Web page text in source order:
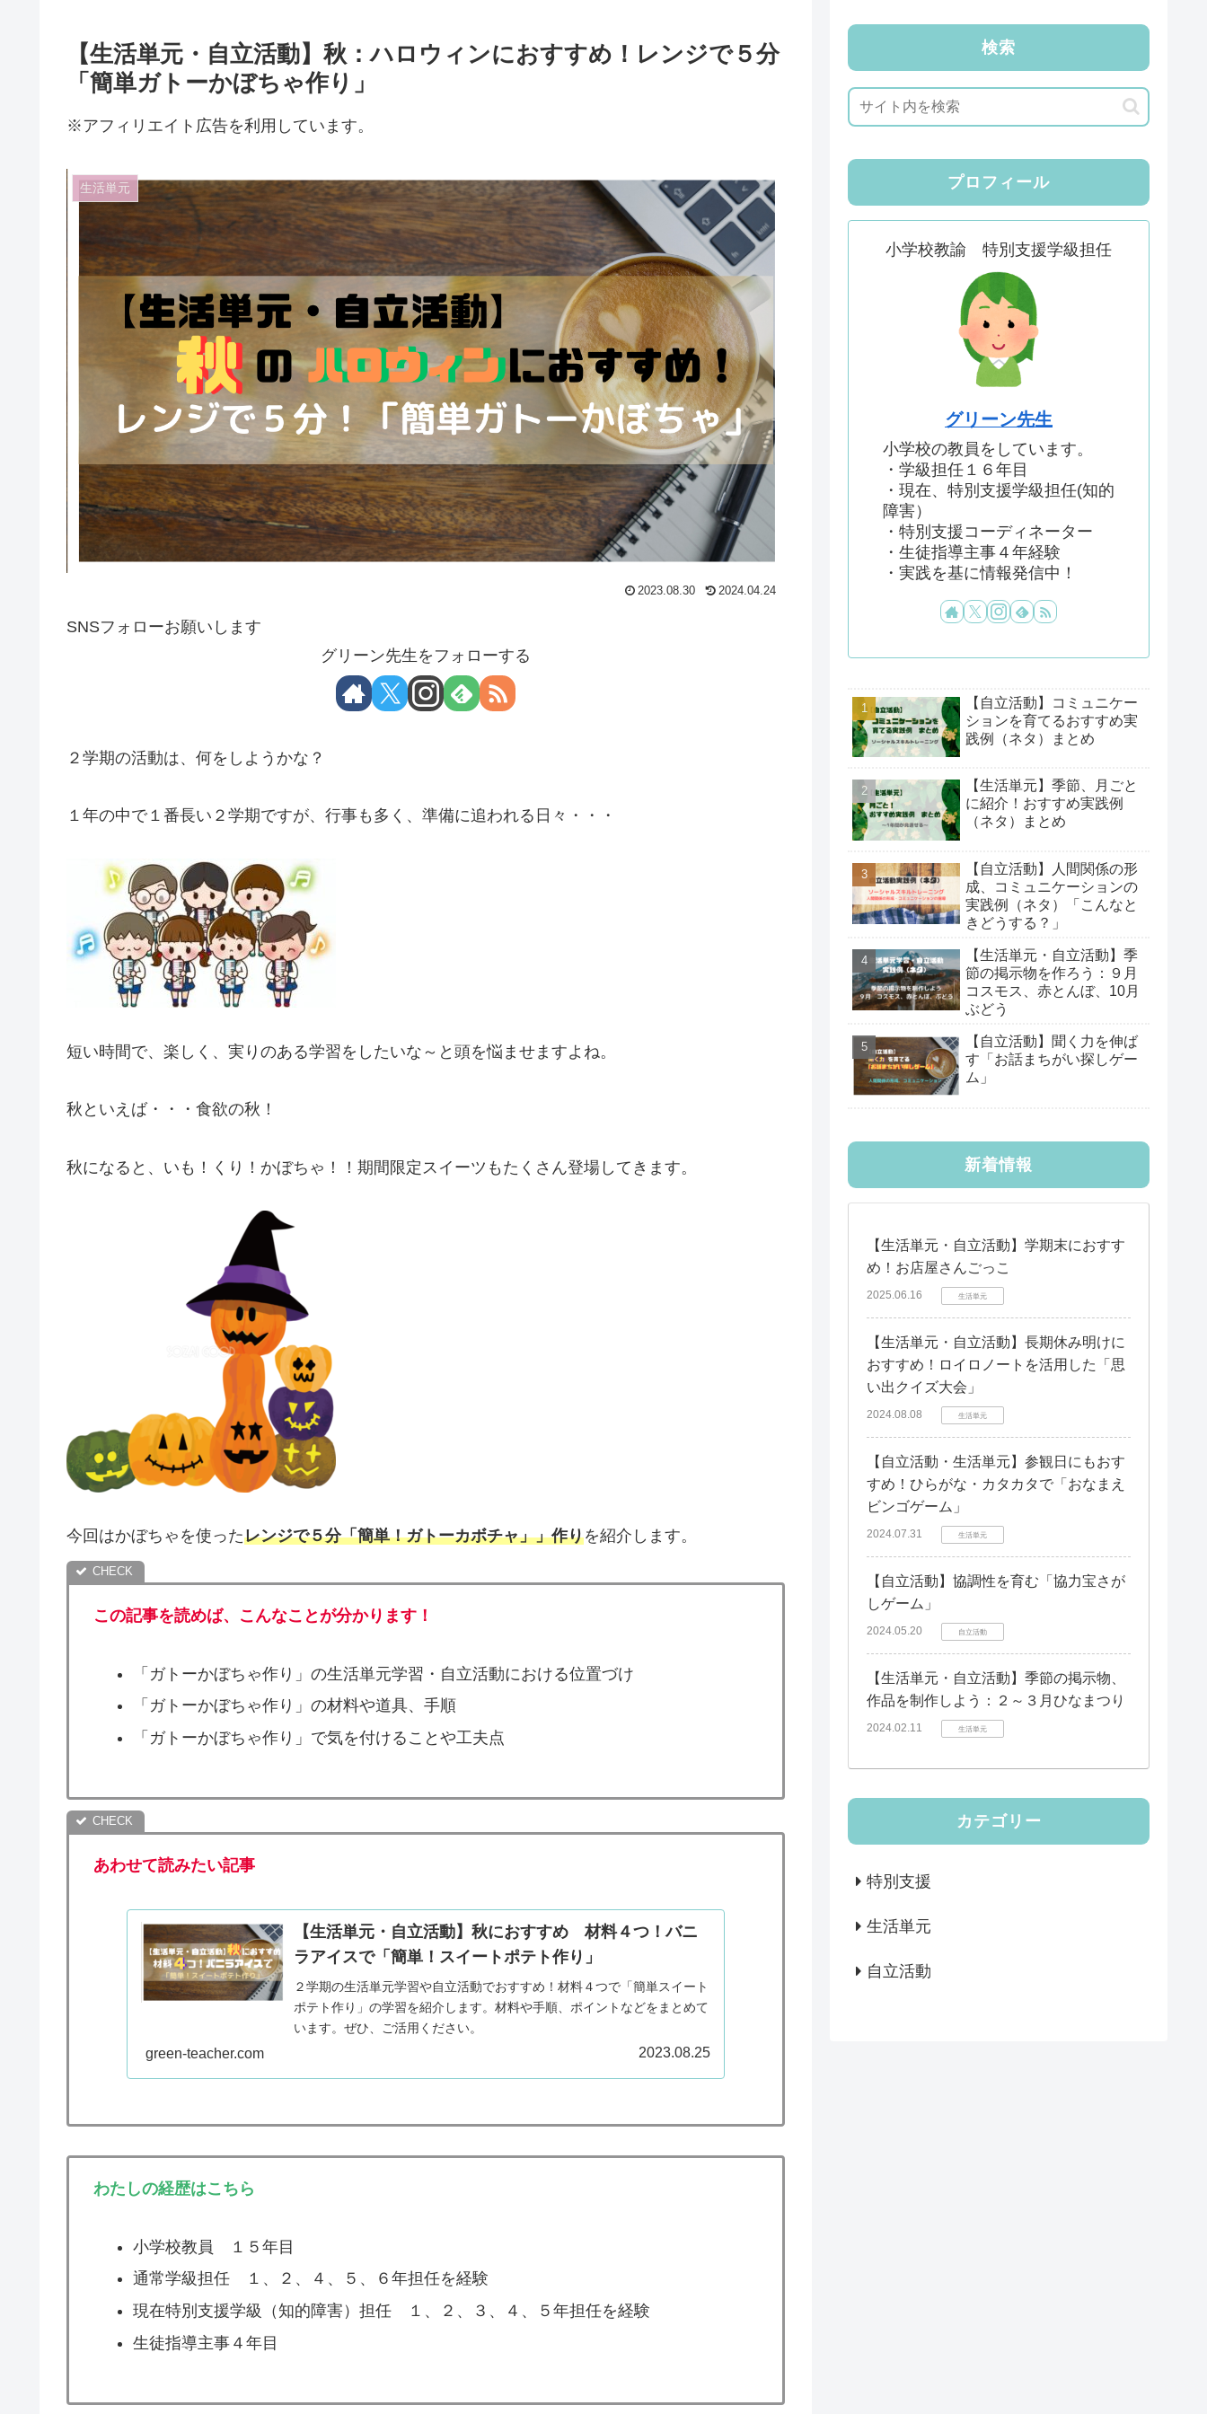
【生活単元・自立活動】秋：ハロウィンにおすすめ！レンジで５分
「簡単ガトーかぼちゃ作り」
※アフィリエイト広告を利用しています。
生活単元
2023.08.30 2024.04.24
SNSフォローお願いします
グリーン先生をフォローする
２学期の活動は、何をしようかな？
１年の中で１番長い２学期ですが、行事も多く、準備に追われる日々・・・
短い時間で、楽しく、実りのある学習をしたいな～と頭を悩ませますよね。
秋といえば・・・食欲の秋！
秋になると、いも！くり！かぼちゃ！！期間限定スイーツもたくさん登場してきます。
今回はかぼちゃを使ったレンジで５分「簡単！ガトーカボチャ」」作りを紹介します。
この記事を読めば、こんなことが分かります！
「ガトーかぼちゃ作り」の生活単元学習・自立活動における位置づけ
「ガトーかぼちゃ作り」の材料や道具、手順
「ガトーかぼちゃ作り」で気を付けることや工夫点
あわせて読みたい記事
【生活単元・自立活動】秋におすすめ 材料４つ！バニ
ラアイスで「簡単！スイートポテト作り」
２学期の生活単元学習や自立活動でおすすめ！材料４つで「簡単スイート
ポテト作り」の学習を紹介します。材料や手順、ポイントなどをまとめて
います。ぜひ、ご活用ください。
green-teacher.com 2023.08.25
わたしの経歴はこちら
小学校教員 １５年目
通常学級担任 １、２、４、５、６年担任を経験
現在特別支援学級（知的障害）担任 １、２、３、４、５年担任を経験
生徒指導主事４年目
検索
プロフィール
小学校教諭 特別支援学級担任
グリーン先生
小学校の教員をしています。
・学級担任１６年目
・現在、特別支援学級担任(知的
障害）
・特別支援コーディネーター
・生徒指導主事４年経験
・実践を基に情報発信中！
【自立活動】コミュニケー
ションを育てるおすすめ実
践例（ネタ）まとめ
【生活単元】季節、月ごと
に紹介！おすすめ実践例
（ネタ）まとめ
【自立活動】人間関係の形
成、コミュニケーションの
実践例（ネタ）「こんなと
きどうする？」
【生活単元・自立活動】季
節の掲示物を作ろう：９月
コスモス、赤とんぼ、10月
ぶどう
【自立活動】聞く力を伸ば
す「お話まちがい探しゲー
ム」
新着情報
【生活単元・自立活動】学期末におすす
め！お店屋さんごっこ
2025.06.16 生活単元
【生活単元・自立活動】長期休み明けに
おすすめ！ロイロノートを活用した「思
い出クイズ大会」
2024.08.08 生活単元
【自立活動・生活単元】参観日にもおす
すめ！ひらがな・カタカタで「おなまえ
ビンゴゲーム」
2024.07.31 生活単元
【自立活動】協調性を育む「協力宝さが
しゲーム」
2024.05.20 自立活動
【生活単元・自立活動】季節の掲示物、
作品を制作しよう：２～３月ひなまつり
2024.02.11 生活単元
カテゴリー
特別支援
生活単元
自立活動